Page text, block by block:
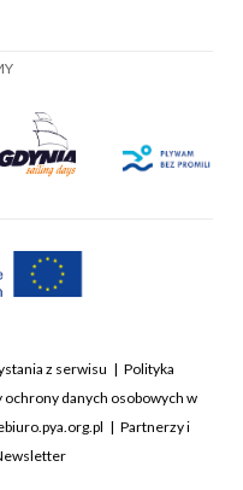
z serwisu
Polityka
ochrony danych osobowych w
Partnerzy i